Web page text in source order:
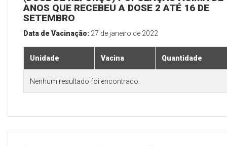
ANOS QUE RECEBEU A DOSE 2 ATÉ 16 DE
SETEMBRO
Data de Vacinação: 27 de janeiro de 2022
Unidade Vacina Quantidade
Nenhum resultado foi encontrado.